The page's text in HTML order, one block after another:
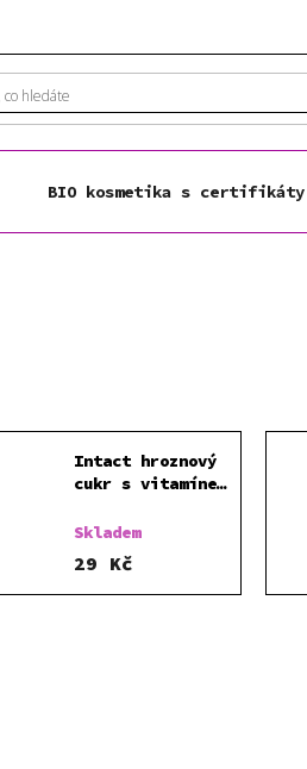
BIO kosmetika s certifikáty
Intact hroznový
cukr s vitamínem
Skladem
29 Kč